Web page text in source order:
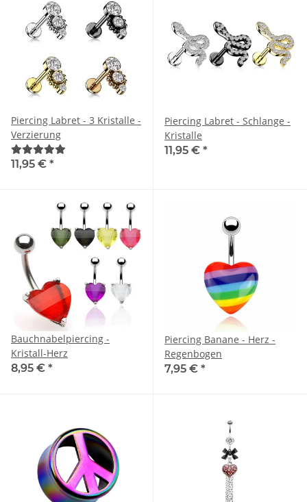
Piercing Labret - 3 Kristalle -
Verzierung
11,95 € *
Piercing Labret - Schlange -
Kristalle
11,95 € *
Bauchnabelpiercing -
Kristall-Herz
8,95 € *
Piercing Banane - Herz -
Regenbogen
7,95 € *